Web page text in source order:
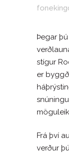
Þegar
stígur
er
Frá því
verður